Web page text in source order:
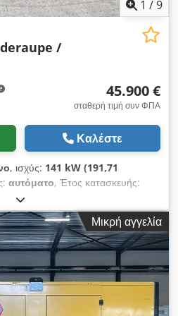
1 /9
/
45.900 €
σταθερή τιμή συν ΦΠΑ
Καλέστε
, ισχύς: 141 kW (191,71
αυτόματο, Έτος κατασκευής:
h
με τον Emal Jaweed για
CAT, Καμπίνα με προστασία και
963D, Έτος κατασκευής: 2013,
141 kW, Μήκος: 6.941 mm,
mm, Βάρος: 20.220 kg,
Κυβισμός: 6,6 l, Μέγιστη
Κλιματισμός, Θύρες USB/AUX,
Μικρή αγγελία